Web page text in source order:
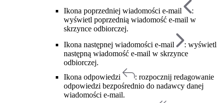
Ikona poprzedniej wiadomości e-mail
:
wyświetl poprzednią wiadomość e-mail w
skrzynce odbiorczej.
Ikona następnej wiadomości e-mail
: wyświetl
następną wiadomość e-mail w skrzynce
odbiorczej.
Ikona odpowiedzi
: rozpocznij redagowanie
odpowiedzi bezpośrednio do nadawcy danej
wiadomości e-mail.